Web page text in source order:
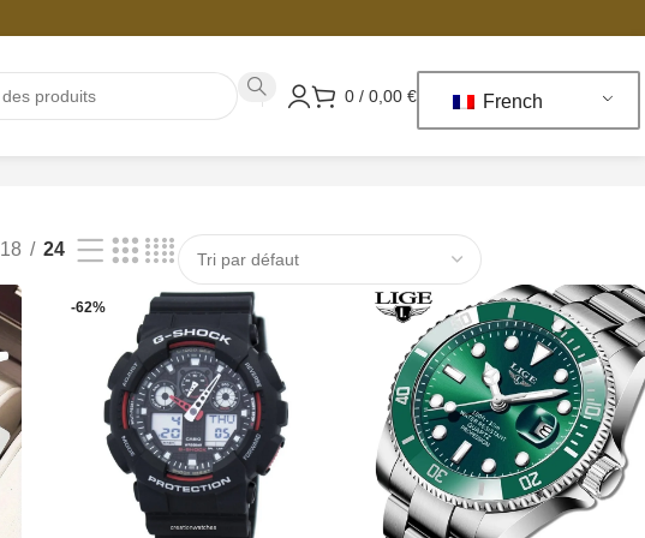
0 / 0,00 € French
18 24
-62%